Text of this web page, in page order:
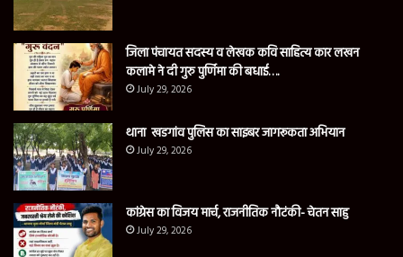
जिला पंचायत सदस्य व लेखक कवि साहित्य कार लखन
कलामे ने दी गुरु पुर्णिमा की बधाई….
July 29, 2026
थाना खडगांव पुलिस का साइबर जागरूकता अभियान
July 29, 2026
कांग्रेस का विजय मार्च, राजनीतिक नौटंकी- चेतन साहु
July 29, 2026